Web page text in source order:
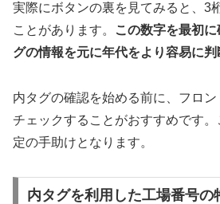
実際にボタンの裏を見てみると、3
ことがあります。
この数字を最初
グの情報を元に年代をより容易に判
内タグの確認を始める前に、フロ
チェックすることがおすすめです。
定の手助けとなります。
内タグを利用した工場番号の